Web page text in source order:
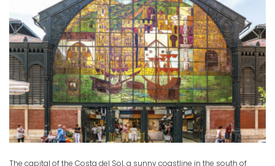
The capital of the Costa del Sol, a sunny coastline in the south of